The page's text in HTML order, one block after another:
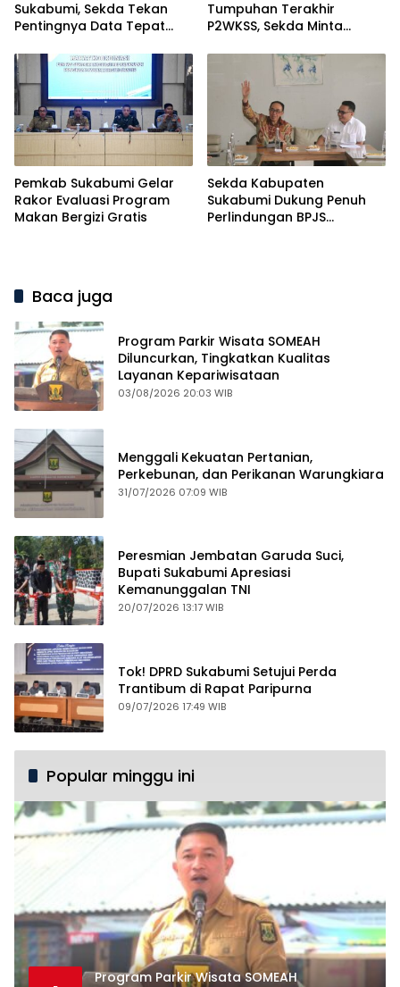
Sukabumi, Sekda Tekan
Pentingnya Data Tepat
Tumpuhan Terakhir
P2WKSS, Sekda Minta
Pemkab Sukabumi Gelar
Rakor Evaluasi Program
Makan Bergizi Gratis
Sekda Kabupaten
Sukabumi Dukung Penuh
Perlindungan BPJS
Baca juga
Program Parkir Wisata SOMEAH
Diluncurkan, Tingkatkan Kualitas
Layanan Kepariwisataan
03/08/2026 20:03 WIB
Menggali Kekuatan Pertanian,
Perkebunan, dan Perikanan Warungkiara
31/07/2026 07:09 WIB
Peresmian Jembatan Garuda Suci,
Bupati Sukabumi Apresiasi
Kemanunggalan TNI
20/07/2026 13:17 WIB
Tok! DPRD Sukabumi Setujui Perda
Trantibum di Rapat Paripurna
09/07/2026 17:49 WIB
Popular minggu ini
Program Parkir Wisata SOMEAH